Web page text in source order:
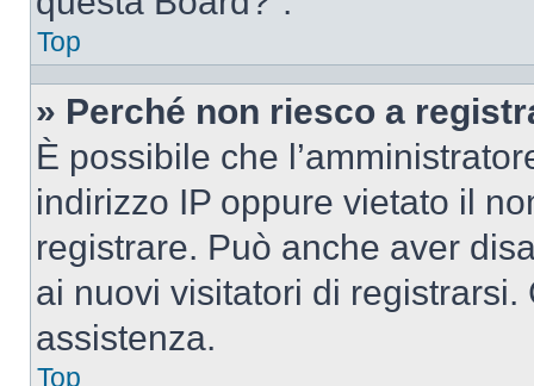
Top
» Perché non riesco a
È possibile che
indirizzo IP oppure vietato il
registrare. Può anche aver
ai nuovi visitatori di
assistenza.
Top